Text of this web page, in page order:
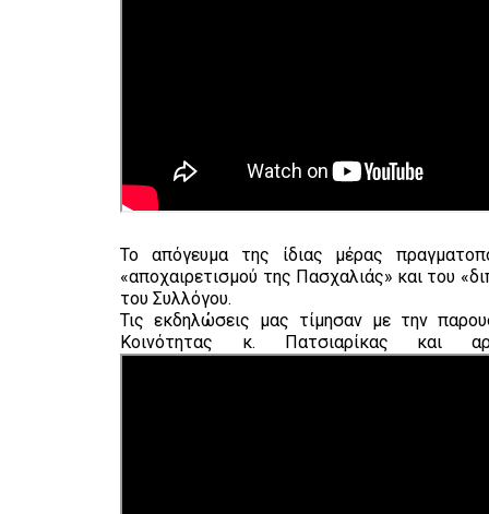
Το απόγευμα της ίδιας μέρας
«αποχαιρετισμού της Πασχαλιάς» και του
του Συλλόγου.
Τις εκδηλώσεις μας τίμησαν με την
Κοινότητας κ. Πατσιαρίκας και